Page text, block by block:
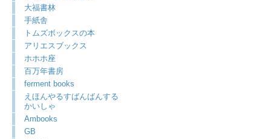
大福書林
手紙舎
トムズボックスの本
アリエスブックス
ホホホ座
百万年書房
ferment books
えほんやるすばんばんする
かいしゃ
Ambooks
GB